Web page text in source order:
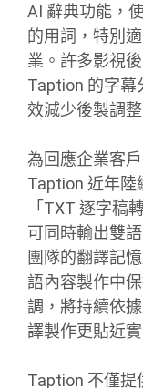
AI 辭典功能，
的用詞，特別
業。許多影視
Taption 的字幕
效減少後製調
為回應企業客
Taption 近年陸
「TXT 逐字稿
可同時輸出雙
團隊的翻譯記
語內容製作中
調，將持續依
譯製作更貼近
Taption 不僅提